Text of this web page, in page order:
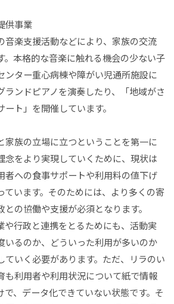
供事業
音楽支援活動などにより、家族の交流
。本格的な音楽に触れる機会の少ない子
ンター重心病棟や障がい児通所施設に
ランドピアノを演奏したり、「地域がさ
ト」を開催しています。
家族の立場に立つということを第一に
念をより実現していくために、現状は
者への食事サポートや利用料の値下げ
ています。そのためには、より多くの寄
の協働や支援が必須となります。
や行政と連携をとるためにも、活動実
いるのか、どういった利用が多いのか
ていく必要があります。ただ、リラのい
も利用者や利用状況について紙で情報
で、データ化できていない状態です。そ